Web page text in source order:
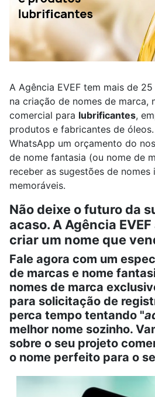
A Agência EVEF tem mais de
na criação de nomes de marca,
comercial para lubrificantes,
produtos e fabricantes de óleos.
WhatsApp um orçamento do
de nome fantasia (ou nome de
receber as sugestões de nomes
memoráveis.
Não deixe o futuro da
acaso. A Agência
criar um nome que
Fale agora com um
de marcas e nome
nomes de marca
para solicitação de
perca tempo tentando "
melhor nome sozinho.
sobre o seu projeto
o nome perfeito para o